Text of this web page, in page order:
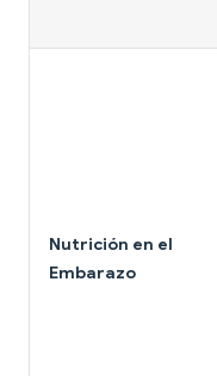
Nutrición en el
Embarazo